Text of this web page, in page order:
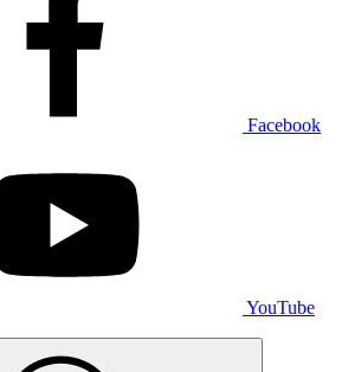
Facebook
YouTube